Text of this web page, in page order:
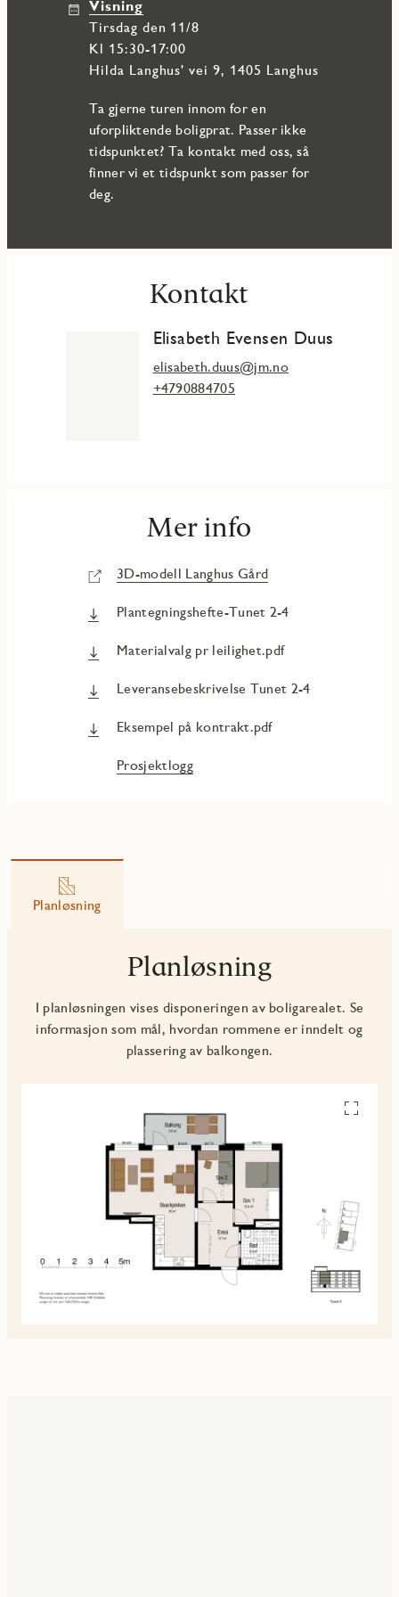
Visning
tirsdag den 11/8
Kl 15:30-17:00
Hilda Langhus' vei 9, 1405 Langhus
Ta gjerne turen innom for en
uforpliktende boligprat. Passer ikke
tidspunktet? Ta kontakt med oss, så
finner vi et tidspunkt som passer for
deg.
Kontakt
Elisabeth Evensen Duus
elisabeth.duus@jm.no
+4790884705
Mer info
3D-modell Langhus Gård
Plantegningshefte-Tunet 2-4
Materialvalg pr leilighet.pdf
Leveransebeskrivelse Tunet 2-4
Eksempel på kontrakt.pdf
Prosjektlogg
Planløsning
Planløsning
I planløsningen vises disponeringen av boligarealet. Se
informasjon som mål, hvordan rommene er inndelt og
plassering av balkongen.
Se